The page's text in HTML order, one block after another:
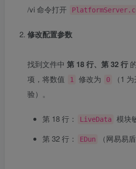
/vi 命令打开
修改配置参数
找到文件中 第 18 行、第 32 行
项，将数值
1 修改为 0
（1
验）。
第 18 行： LiveData
模块
第 32 行：
EDun （网易易